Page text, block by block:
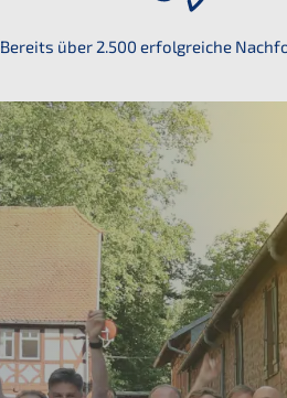
Bereits über 2.500 erfolg­rei­che